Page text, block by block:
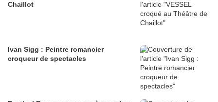
Chaillot
Ivan Sigg : Peintre romancier
croqueur de spectacles